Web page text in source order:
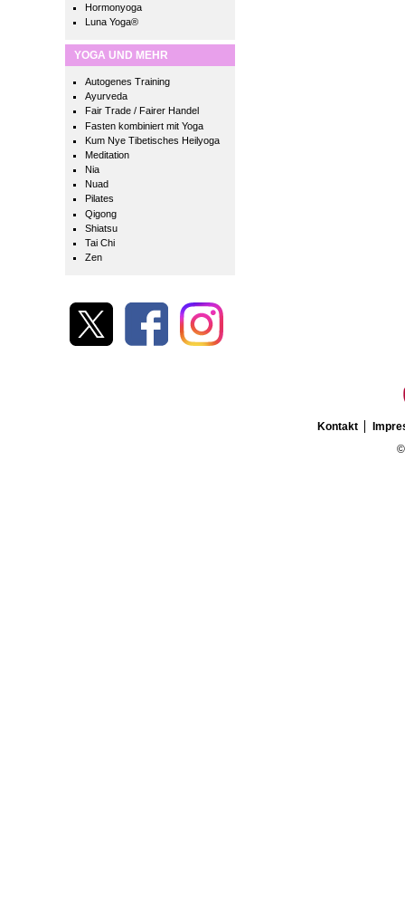
Hormonyoga
Luna Yoga®
YOGA UND MEHR
Autogenes Training
Ayurveda
Fair Trade / Fairer Handel
Fasten kombiniert mit Yoga
Kum Nye Tibetisches Heilyoga
Meditation
Nia
Nuad
Pilates
Qigong
Shiatsu
Tai Chi
Zen
Kontakt
©